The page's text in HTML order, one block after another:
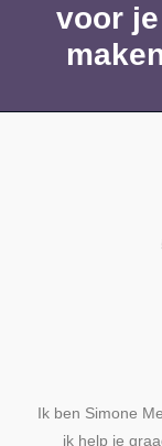
voor
Ik ben Simone
ik help je